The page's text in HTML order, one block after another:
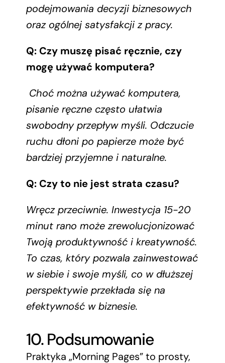
podejmowania decyzji biznesowych
oraz ogólnej satysfakcji z pracy.
Q: Czy muszę pisać ręcznie, czy
mogę używać komputera?
Choć można używać komputera,
pisanie ręczne często ułatwia
swobodny przepływ myśli. Odczucie
ruchu dłoni po papierze może być
bardziej przyjemne i naturalne.
Q: Czy to nie jest strata czasu?
Wręcz przeciwnie. Inwestycja 15-20
minut rano może zrewolucjonizować
Twoją produktywność i kreatywność.
To czas, który pozwala zainwestować
w siebie i swoje myśli, co w dłuższej
perspektywie przekłada się na
efektywność w biznesie.
10. Podsumowanie
Praktyka „Morning Pages” to prosty,